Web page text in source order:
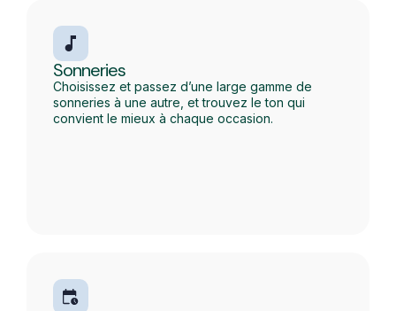
Sonneries
Choisissez et passez d’une large gamme de
sonneries à une autre, et trouvez le ton qui
convient le mieux à chaque occasion.